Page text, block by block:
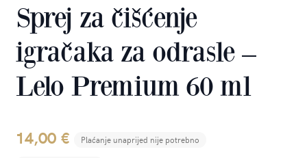
Sprej za čišćenje
igračaka za odrasle –
Lelo Premium 60 ml
14,00 € Plaćanje unaprijed nije potrebno